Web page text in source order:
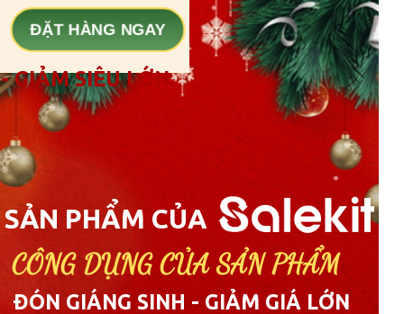
GIẢM SIÊU LỚN
ĐẶT HÀNG NGAY
SẢN PHẨM CỦA
CÔNG DỤNG CỦA SẢN PHẨM
ĐÓN GIÁNG SINH - GIẢM GIÁ LỚN